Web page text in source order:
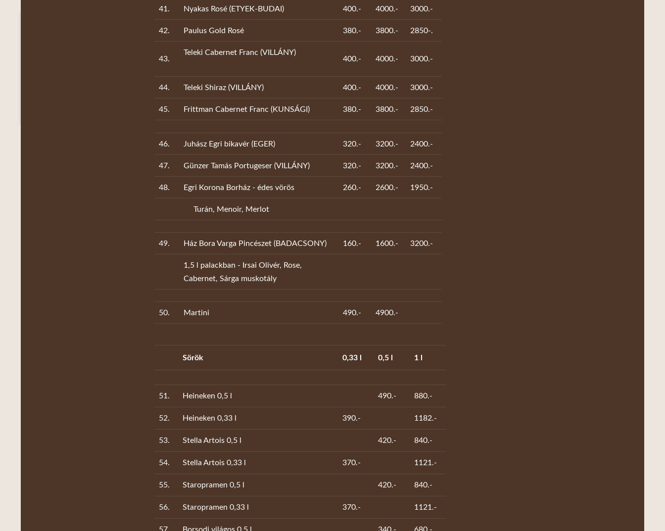
41.
Nyakas Rosé (ETYEK-BUDAI) 400.- 4000.-
3000.-
42.
Paulus Gold Rosé 380.- 3800.- 2850-.
43.
Teleki Cabernet Franc (VILLÁNY)
400.- 4000.- 3000.-
44. Teleki Shiraz (VILLÁNY) 400.- 4000.-
3000.-
45.
Frittman Cabernet Franc (KUNSÁGI) 380.- 3800.- 2850.-
46. Juhász Egri bikavér (EGER) 320.- 3200.-
2400.-
47.
Günzer Tamás Portugeser (VILLÁNY) 320.- 3200.-
2400.-
48.
Egri Korona Borház - édes vörös 260.- 2600.-
1950.-
Turán, Menoir, Merlot
49. Ház Bora Varga Pincészet (BADACSONY) 160.- 1600.-
3200.-
1,5 l palackban - Irsai Olivér, Rose,
Cabernet, Sárga muskotály
50. Martini 490.- 4900.-
Sörök 0,33 l 0,5 l 1 l
51. Heineken 0,5 l 490.- 880.-
52. Heineken 0,33 l 390.- 1182.-
53. Stella Artois 0,5 l 420.- 840.-
54. Stella Artois 0,33 l 370.- 1121.-
55. Staropramen 0,5 l 420.- 840.-
56. Staropramen 0,33 l 370.- 1121.-